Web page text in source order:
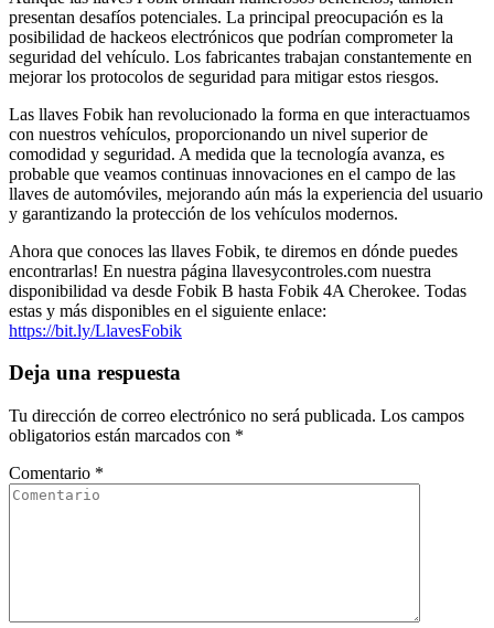
presentan desafíos potenciales. La principal preocupación es la
posibilidad de hackeos electrónicos que podrían comprometer la
seguridad del vehículo. Los fabricantes trabajan constantemente en
mejorar los protocolos de seguridad para mitigar estos riesgos.
Las llaves Fobik han revolucionado la forma en que interactuamos
con nuestros vehículos, proporcionando un nivel superior de
comodidad y seguridad. A medida que la tecnología avanza, es
probable que veamos continuas innovaciones en el campo de las
llaves de automóviles, mejorando aún más la experiencia del usuario
y garantizando la protección de los vehículos modernos.
Ahora que conoces las llaves Fobik, te diremos en dónde puedes
encontrarlas! En nuestra página llavesycontroles.com nuestra
disponibilidad va desde Fobik B hasta Fobik 4A Cherokee. Todas
estas y más disponibles en el siguiente enlace:
https://bit.ly/LlavesFobik
Deja una respuesta
Tu dirección de correo electrónico no será publicada. Los campos
obligatorios están marcados con *
Comentario *